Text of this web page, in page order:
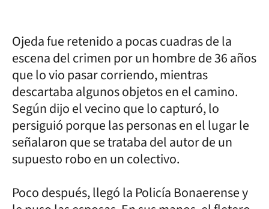
Ojeda fue retenido a pocas cuadras de la
escena del crimen por un hombre de 36 años
que lo vio pasar corriendo, mientras
descartaba algunos objetos en el camino.
Según dijo el vecino que lo capturó, lo
persiguió porque las personas en el lugar le
señalaron que se trataba del autor de un
supuesto robo en un colectivo.
Poco después, llegó la Policía Bonaerense y